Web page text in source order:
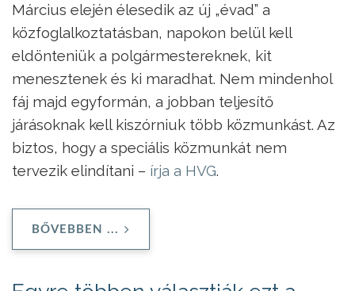
Március elején élesedik az új „évad” a
közfoglalkoztatásban, napokon belül kell
eldönteniük a polgármestereknek, kit
menesztenek és ki maradhat. Nem mindenhol
fáj majd egyformán, a jobban teljesítő
járásoknak kell kiszórniuk több közmunkást. Az
biztos, hogy a speciális közmunkát nem
tervezik elindítani – írja a HVG.
BŐVEBBEN ...